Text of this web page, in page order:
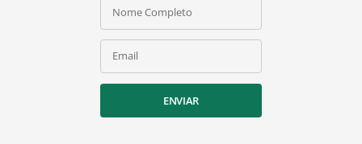
Nome Completo
Email
ENVIAR